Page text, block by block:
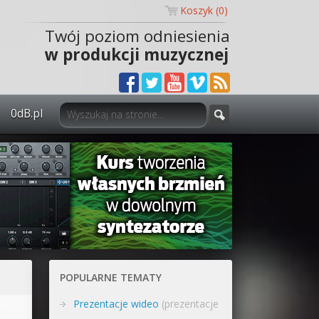
Koszyk (0)
Twój poziom odniesienia
w produkcji muzycznej
0dB.pl
0dB.pl - informacje
Newsletter
Materiały dla mediów
Archiwum aktualności
POPULARNE TEMATY
Prezentacje wideo (prezentacje